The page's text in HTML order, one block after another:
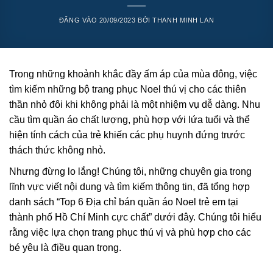
ĐĂNG VÀO 20/09/2023 BỞITHANH MINH LAN
Trong những khoảnh khắc đầy ấm áp của mùa đông, việc
tìm kiếm những bộ trang phục Noel thú vị cho các thiên
thần nhỏ đôi khi không phải là một nhiệm vụ dễ dàng. Nhu
cầu tìm quần áo chất lượng, phù hợp với lứa tuổi và thể
hiện tính cách của trẻ khiến các phụ huynh đứng trước
thách thức không nhỏ.
Nhưng đừng lo lắng! Chúng tôi, những chuyên gia trong
lĩnh vực viết nội dung và tìm kiếm thông tin, đã tổng hợp
danh sách “Top 6 Địa chỉ bán quần áo Noel trẻ em tại
thành phố Hồ Chí Minh cực chất” dưới đây. Chúng tôi hiểu
rằng việc lựa chọn trang phục thú vị và phù hợp cho các
bé yêu là điều quan trọng.